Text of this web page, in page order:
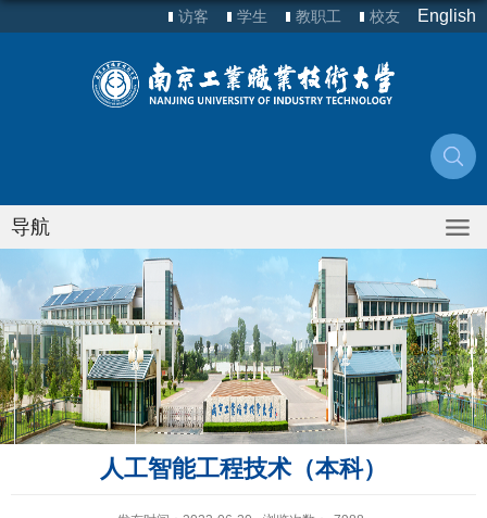
访客 学生 教职工 校友 English
导航
人工智能工程技术（本科）